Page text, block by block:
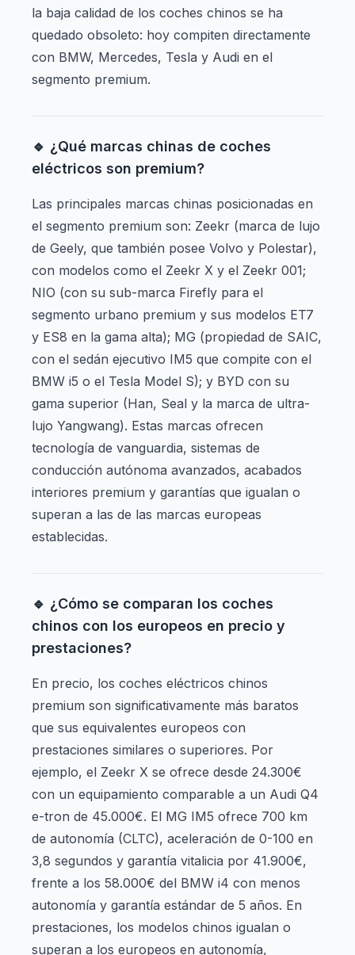
la baja calidad de los coches chinos se ha
quedado obsoleto: hoy compiten directamente
con BMW, Mercedes, Tesla y Audi en el
segmento premium.
🔹 ¿Qué marcas chinas de coches
eléctricos son premium?
Las principales marcas chinas posicionadas en
el segmento premium son: Zeekr (marca de lujo
de Geely, que también posee Volvo y Polestar),
con modelos como el Zeekr X y el Zeekr 001;
NIO (con su sub-marca Firefly para el
segmento urbano premium y sus modelos ET7
y ES8 en la gama alta); MG (propiedad de SAIC,
con el sedán ejecutivo IM5 que compite con el
BMW i5 o el Tesla Model S); y BYD con su
gama superior (Han, Seal y la marca de ultra-
lujo Yangwang). Estas marcas ofrecen
tecnología de vanguardia, sistemas de
conducción autónoma avanzados, acabados
interiores premium y garantías que igualan o
superan a las de las marcas europeas
establecidas.
🔹 ¿Cómo se comparan los coches
chinos con los europeos en precio y
prestaciones?
En precio, los coches eléctricos chinos
premium son significativamente más baratos
que sus equivalentes europeos con
prestaciones similares o superiores. Por
ejemplo, el Zeekr X se ofrece desde 24.300€
con un equipamiento comparable a un Audi Q4
e-tron de 45.000€. El MG IM5 ofrece 700 km
de autonomía (CLTC), aceleración de 0-100 en
3,8 segundos y garantía vitalicia por 41.900€,
frente a los 58.000€ del BMW i4 con menos
autonomía y garantía estándar de 5 años. En
prestaciones, los modelos chinos igualan o
superan a los europeos en autonomía,